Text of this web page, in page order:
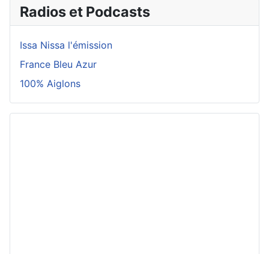
Radios et Podcasts
Issa Nissa l'émission
France Bleu Azur
100% Aiglons